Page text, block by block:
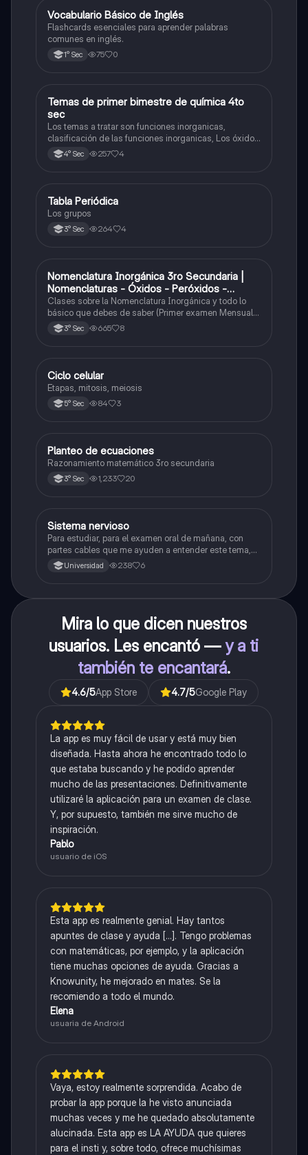
VInglés
Vocabulario Básico de Inglés
Flashcards esenciales para aprender palabras
comunes en inglés.
1° Sec 75 0
Química
Temas de primer bimestre de química 4to
sec
Los temas a tratar son funciones inorganicas,
clasificación de las funciones inorganicas, Los óxidos
y los óxidos ácidos
4° Sec 257 4
Química
Tabla Periódica
Los grupos
3° Sec 264 4
Química
Nomenclatura Inorgánica 3ro Secundaria |
Nomenclaturas - Óxidos - Peróxidos -
Hidróxido o Bases
Clases sobre la Nomenclatura Inorgánica y todo lo
básico que debes de saber (Primer examen Mensual
2025)3° Sec 665 8
Biología
Ciclo celular
Etapas, mitosis, meiosis
5° Sec 84 3
Matemáticas
Planteo de ecuaciones
Razonamiento matemático 3ro secundaria
3° Sec 1,233 20
Biología
Sistema nervioso
Para estudiar, para el examen oral de mañana, con
partes cables que me ayuden a entender este tema,
porque se me complica un poco ya que el tema es
muy extenso y quisiera poder lograr entenderlo
Universidad 238 6
Mira lo que dicen nuestros
usuarios. Les encantó —y a ti
también te encantará.
4.6/5App Store 4.7/5Google Play
La app es muy fácil de usar y está muy bien
diseñada. Hasta ahora he encontrado todo lo
que estaba buscando y he podido aprender
mucho de las presentaciones. Definitivamente
utilizaré la aplicación para un examen de clase.
Y, por supuesto, también me sirve mucho de
inspiración.
Pablo
usuario de iOS
Esta app es realmente genial. Hay tantos
apuntes de clase y ayuda [...]. Tengo problemas
con matemáticas, por ejemplo, y la aplicación
tiene muchas opciones de ayuda. Gracias a
Knowunity, he mejorado en mates. Se la
recomiendo a todo el mundo.
Elena
usuaria de Android
Vaya, estoy realmente sorprendida. Acabo de
probar la app porque la he visto anunciada
muchas veces y me he quedado absolutamente
alucinada. Esta app es LA AYUDA que quieres
para el insti y, sobre todo, ofrece muchísimas